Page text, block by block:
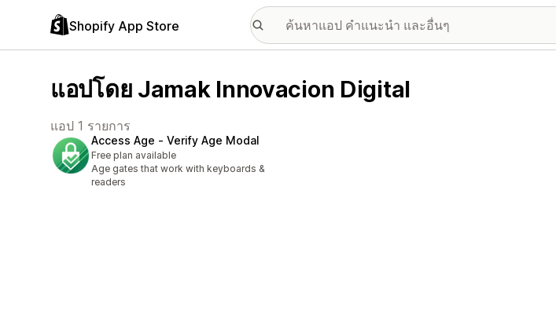
Shopify App Store
แอปโดย Jamak Innovacion Digital
แอป 1 รายการ
Access Age ‑ Verify Age Modal
Free plan available
Age gates that work with keyboards &
readers